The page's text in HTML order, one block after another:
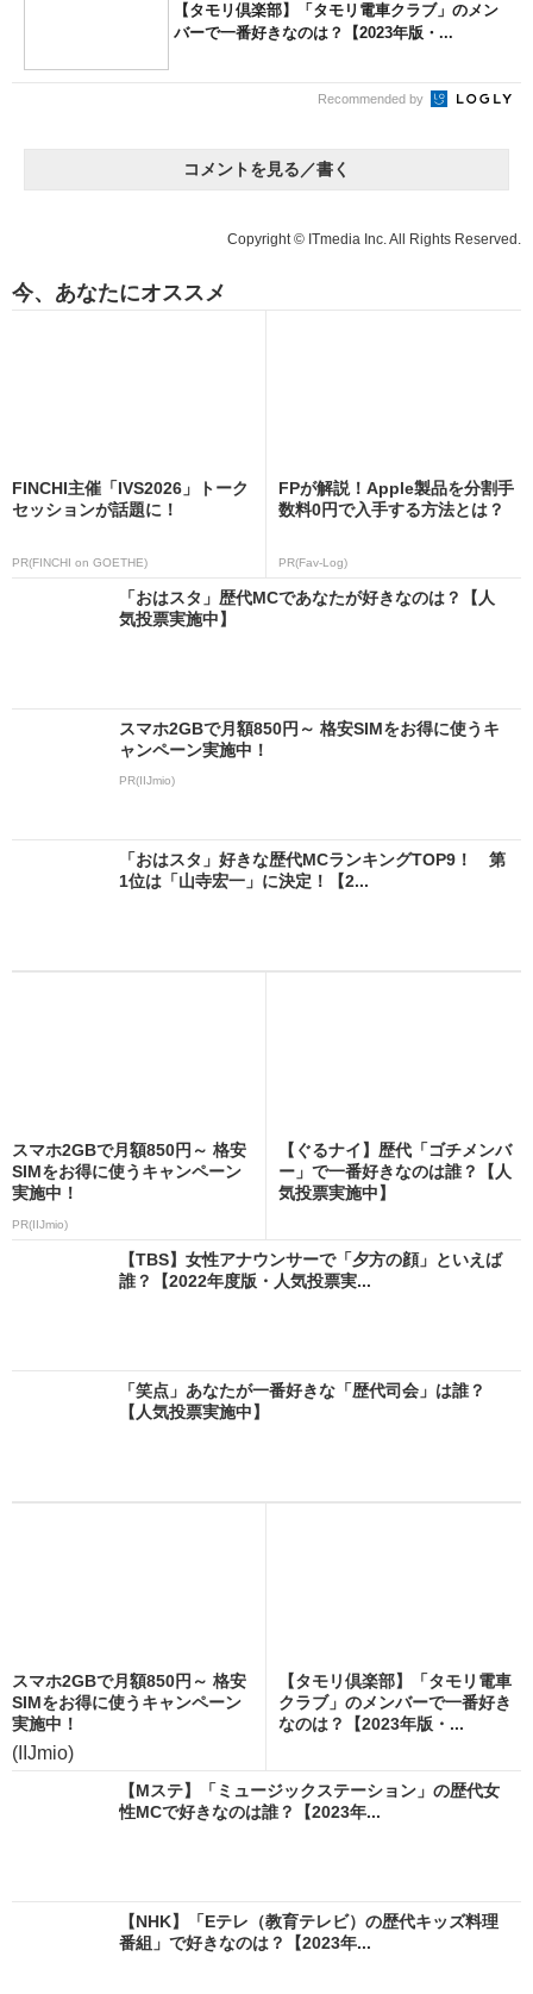
【タモリ倶楽部】「タモリ電車クラブ」のメン
バーで一番好きなのは？【2023年版・...
Recommended by
コメントを見る／書く
Copyright © ITmedia Inc. All Rights Reserved.
今、あなたにオススメ
FINCHI主催「IVS2026」トーク
セッションが話題に！
PR(FINCHI on GOETHE)
FPが解説！Apple製品を分割手
数料0円で入手する方法とは？
PR(Fav-Log)
「おはスタ」歴代MCであなたが好きなのは？【人
気投票実施中】
スマホ2GBで月額850円～ 格安SIMをお得に使うキ
ャンペーン実施中！
PR(IIJmio)
「おはスタ」好きな歴代MCランキングTOP9！ 第
1位は「山寺宏一」に決定！【2...
スマホ2GBで月額850円～ 格安
SIMをお得に使うキャンペーン
実施中！
PR(IIJmio)
【ぐるナイ】歴代「ゴチメンバ
ー」で一番好きなのは誰？【人
気投票実施中】
【TBS】女性アナウンサーで「夕方の顔」といえば
誰？【2022年度版・人気投票実...
「笑点」あなたが一番好きな「歴代司会」は誰？
【人気投票実施中】
スマホ2GBで月額850円～ 格安
SIMをお得に使うキャンペーン
実施中！
(IIJmio)
【タモリ倶楽部】「タモリ電車
クラブ」のメンバーで一番好き
なのは？【2023年版・...
【Mステ】「ミュージックステーション」の歴代女
性MCで好きなのは誰？【2023年...
【NHK】「Eテレ（教育テレビ）の歴代キッズ料理
番組」で好きなのは？【2023年...